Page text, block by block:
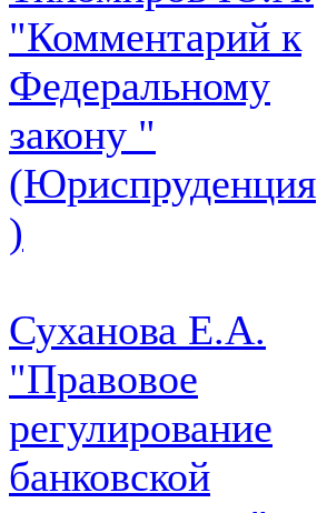
"Комментарий к
Федеральному
закону "
(Юриспруденция
)
Суханова Е.А.
"Правовое
регулирование
банковской